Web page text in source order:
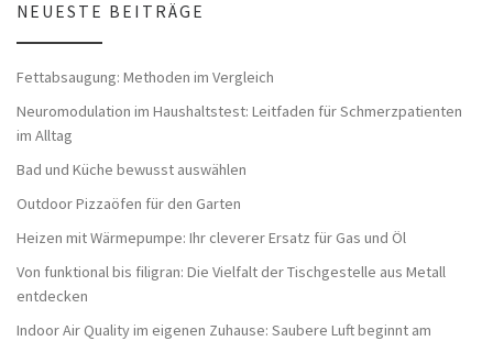
NEUESTE BEITRÄGE
Fettabsaugung: Methoden im Vergleich
Neuromodulation im Haushaltstest: Leitfaden für Schmerzpatienten
im Alltag
Bad und Küche bewusst auswählen
Outdoor Pizzaöfen für den Garten
Heizen mit Wärmepumpe: Ihr cleverer Ersatz für Gas und Öl
Von funktional bis filigran: Die Vielfalt der Tischgestelle aus Metall
entdecken
Indoor Air Quality im eigenen Zuhause: Saubere Luft beginnt am